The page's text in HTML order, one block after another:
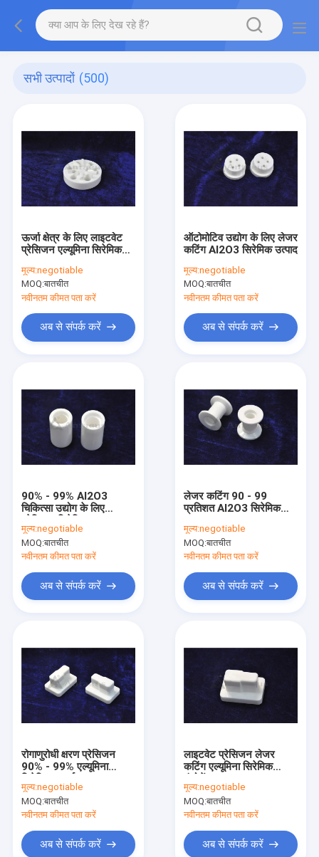
सभी उत्पादों (500)
ऊर्जा क्षेत्र के लिए लाइटवेट
प्रेसिजन एल्यूमिना सिरेमिक
मूल्य:negotiable
MOQ:बातचीत
नवीनतम कीमत पता करें
अब से संपर्क करें
ऑटोमोटिव उद्योग के लिए लेजर
कटिंग Al2O3 सिरेमिक उत्पाद
मूल्य:negotiable
MOQ:बातचीत
नवीनतम कीमत पता करें
अब से संपर्क करें
90% - 99% Al2O3
चिकित्सा उद्योग के लिए
मूल्य:negotiable
MOQ:बातचीत
नवीनतम कीमत पता करें
अब से संपर्क करें
लेजर कटिंग 90 - 99
प्रतिशत Al2O3 सिरेमिक
मूल्य:negotiable
MOQ:बातचीत
नवीनतम कीमत पता करें
अब से संपर्क करें
रोगाणुरोधी क्षरण प्रेसिजन
90% - 99% एल्यूमिना
मूल्य:negotiable
MOQ:बातचीत
नवीनतम कीमत पता करें
अब से संपर्क करें
लाइटवेट प्रेसिजन लेजर
कटिंग एल्यूमिना सिरेमिक
प्रमाणित
मूल्य:negotiable
MOQ:बातचीत
नवीनतम कीमत पता करें
अब से संपर्क करें